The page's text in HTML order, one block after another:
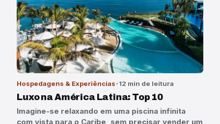
Hospedagens & Experiências 12 min de leitura
Luxo na América Latina: Top 10
Imagine-se relaxando em uma piscina infinita
com vista para o Caribe, sem precisar vender um